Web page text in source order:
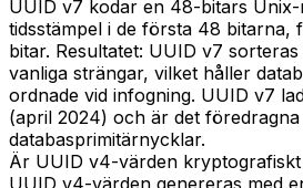
UUID v7 kodar en 48-bitars Unix-
tidsstämpel i de första 48 bitarna,
bitar. Resultatet: UUID v7
vanliga strängar, vilket håller
ordnade vid infogning. UUID v7
(april 2024) och är det
databasprimitärnycklar.
Är UUID v4-värden kryptografiskt
UUID v4-värden genereras med